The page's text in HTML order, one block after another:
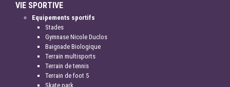
VIE SPORTIVE
Equipements sportifs
Stades
Gymnase Nicole Duclos
Baignade Biologique
Terrain multisports
Terrain de tennis
Terrain de foot 5
Skate park